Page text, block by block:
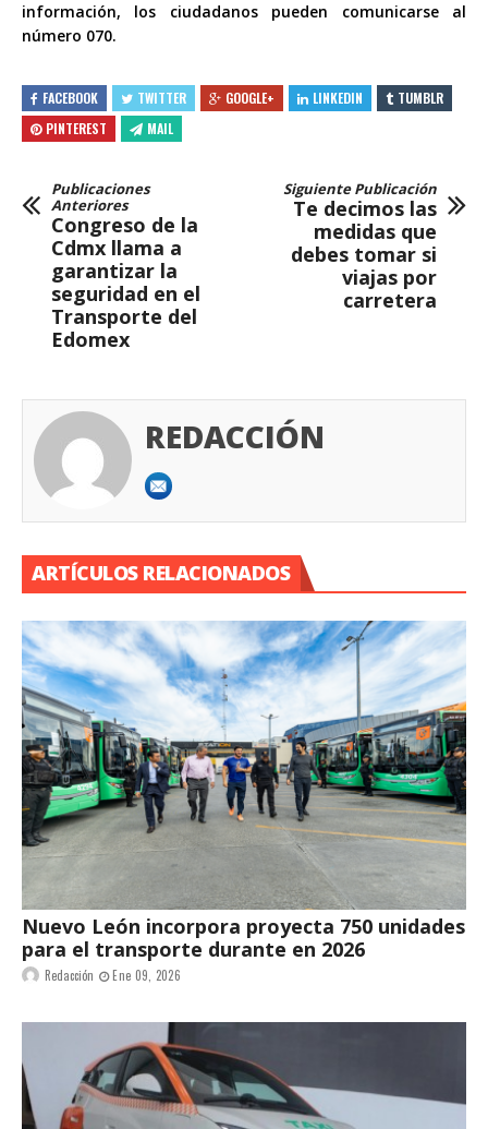
información, los ciudadanos pueden comunicarse al
número 070.
FACEBOOK TWITTER GOOGLE+ LINKEDIN
TUMBLR
PINTEREST
MAIL
Publicaciones
Anteriores
Congreso de la
Cdmx llama a
garantizar la
seguridad en el
Transporte del
Edomex
Siguiente Publicación
Te decimos las
medidas que
debes tomar si
viajas por
carretera
REDACCIÓN
ARTÍCULOS RELACIONADOS
Nuevo León incorpora proyecta 750 unidades
para el transporte durante en 2026
Redacción Ene 09, 2026